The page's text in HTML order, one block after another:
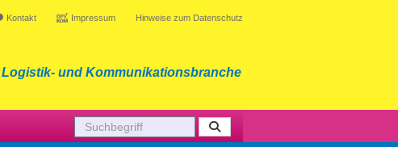
Kontakt Impressum Hinweise zum Datenschutz
Logistik- und Kommunikationsbranche